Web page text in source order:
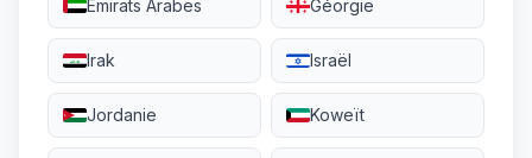
Émirats Arabes Géorgie
Irak Israël
Jordanie Koweït